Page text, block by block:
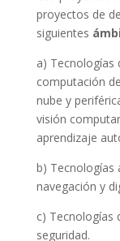
proyectos de
siguientes
a) Tecnologías
computación
nube y
visión
aprendizaje
b) Tecnologías
navegación y
c) Tecnologías
seguridad.